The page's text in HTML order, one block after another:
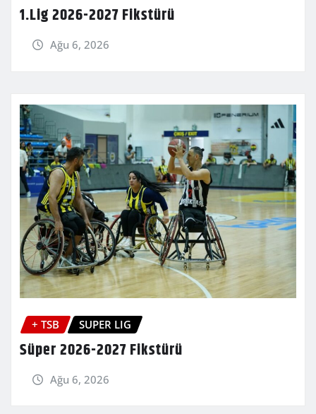
1.Lig 2026-2027 Fikstürü
Ağu 6, 2026
+ TSB SUPER LIG
Süper 2026-2027 Fikstürü
Ağu 6, 2026